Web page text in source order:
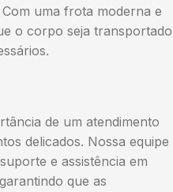
uma frota moderna e
o corpo seja transportado
de um atendimento
delicados. Nossa equipe
e assistência em
que as